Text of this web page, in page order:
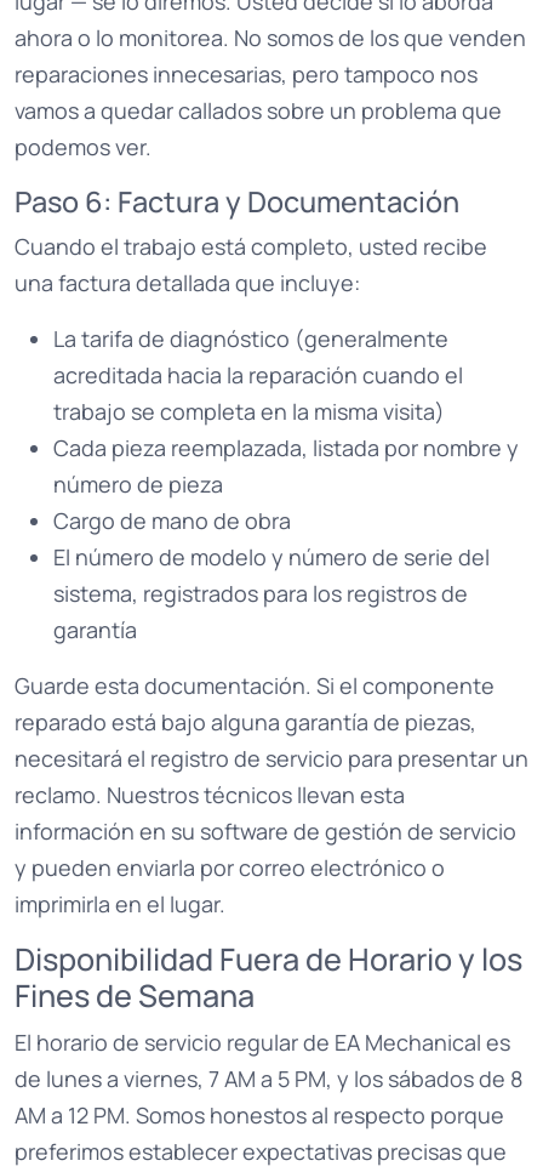
ahora o lo monitorea. No somos de los que venden
reparaciones innecesarias, pero tampoco nos
vamos a quedar callados sobre un problema que
podemos ver.
Paso 6: Factura y Documentación
Cuando el trabajo está completo, usted recibe
una factura detallada que incluye:
La tarifa de diagnóstico (generalmente
acreditada hacia la reparación cuando el
trabajo se completa en la misma visita)
Cada pieza reemplazada, listada por nombre y
número de pieza
Cargo de mano de obra
El número de modelo y número de serie del
sistema, registrados para los registros de
garantía
Guarde esta documentación. Si el componente
reparado está bajo alguna garantía de piezas,
necesitará el registro de servicio para presentar un
reclamo. Nuestros técnicos llevan esta
información en su software de gestión de servicio
y pueden enviarla por correo electrónico o
imprimirla en el lugar.
Disponibilidad Fuera de Horario y los
Fines de Semana
El horario de servicio regular de EA Mechanical es
de lunes a viernes, 7 AM a 5 PM, y los sábados de 8
AM a 12 PM. Somos honestos al respecto porque
preferimos establecer expectativas precisas que